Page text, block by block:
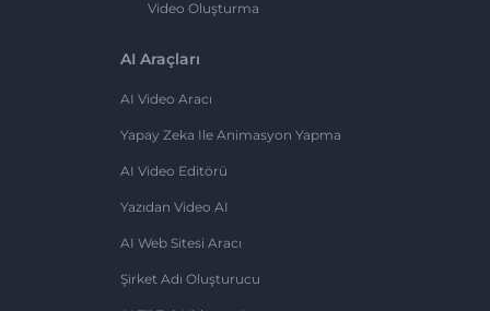
Video Oluşturma
AI Araçları
AI Video Aracı
Yapay Zeka Ile Animasyon Yapma
AI Video Editörü
Yazıdan Video AI
AI Web Sitesi Aracı
Şirket Adı Oluşturucu